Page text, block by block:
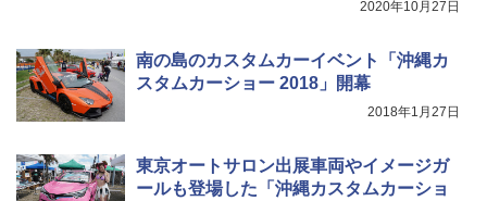
2020年10月27日
南の島のカスタムカーイベント「沖縄カ
スタムカーショー 2018」開幕
2018年1月27日
東京オートサロン出展車両やイメージガ
ールも登場した「沖縄カスタムカーショ